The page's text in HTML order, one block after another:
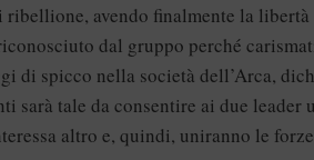
avendo finalmente la
dal gruppo perché
di spicco nella società dell’Arca,
sarà tale da consentire ai due leader
altro e, quindi, uniranno le